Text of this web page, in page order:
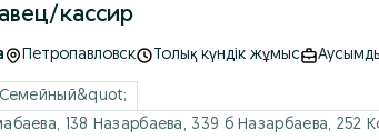
кассир
Петропавловск Толық күндік жұмыс